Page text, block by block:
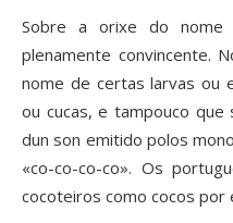
Sobre a orixe do nome
plenamente convincente.
nome de certas larvas ou
ou cucas, e tampouco
dun son emitido polos
«co-co-co-co». Os
cocoteiros como cocos por